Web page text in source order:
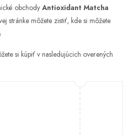
obchody Antioxidant Matcha
stránke môžete zistiť, kde si môžete
si kúpiť v nasledujúcich overených